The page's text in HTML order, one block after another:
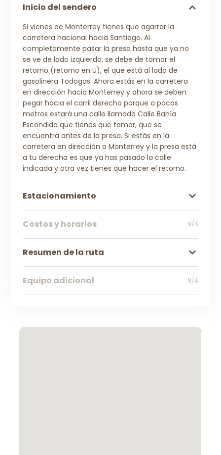
Inicio del sendero
Si vienes de Monterrey tienes que agarrar la
carretera nacional hacia Santiago. Al
completamente pasar la presa hasta que ya no
se ve de lado izquierdo, se debe de tomar el
retorno (retorno en U), el que está al lado de
gasolinera Todogas. Ahora estás en la carretera
en dirección hacia Monterrey y ahora se deben
pegar hacia el carril derecho porque a pocos
metros estará una calle llamada Calle Bahía
Escondida que tienes que tomar, que se
encuentra antes de la presa. Si estás en la
carretera en dirección a Monterrey y la presa está
a tu derecha es que ya has pasado la calle
indicada y otra vez tienes que hacer el retorno.
Estacionamiento
Costos y horarios N/A
Resumen de la ruta
Equipo adicional N/A